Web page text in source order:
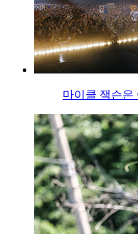
마이클 잭슨은